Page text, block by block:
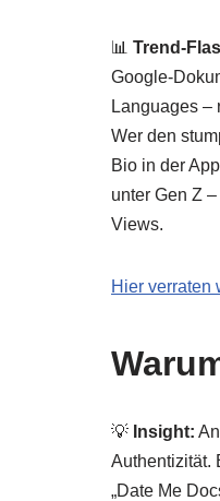
📊
Google-
Languages –
Wer den
Bio in der
unter Gen Z
Views.
Hier verraten
💡 Insight:
Authentizität.
„Date Me